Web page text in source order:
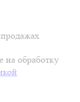
на обработку